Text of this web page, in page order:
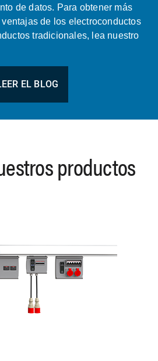
de datos. Para obtener más
de los electroconductos
tradicionales, lea nuestro
EL BLOG
productos